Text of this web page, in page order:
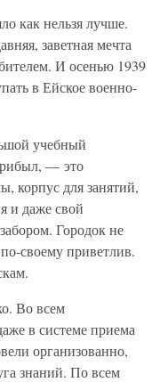
как нельзя лучше.
заветная мечта
И осенью 1939
в Ейское военно-
учебный
— это
корпус для занятий,
и даже свой
Городок не
своему приветлив.
Во всем
в системе приема
организованно,
знаний. По всем